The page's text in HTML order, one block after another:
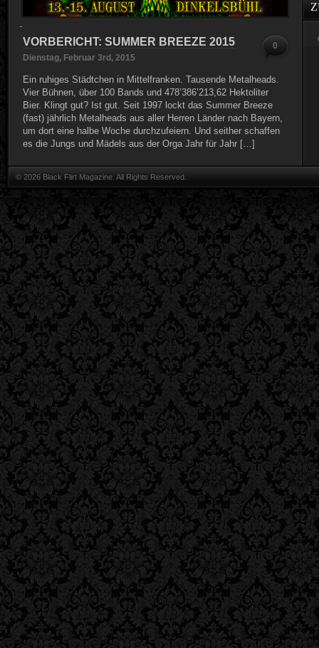
0
VORBERICHT: SUMMER BREEZE 2015
Dienstag, Februar 3rd, 2015
Ein ruhiges Städtchen in Mittelfranken. Tausende Metalheads.
Vier Bühnen, über 100 Bands und 478’386’213,62 Hektoliter
Bier. Klingt gut? Ist gut. Seit 1997 lockt das Summer Breeze
(fast) jährlich Metalheads aus aller Herren Länder nach Bayern,
um dort eine halbe Woche durchzufeiern. Und seither schaffen
es die Jungs und Mädels aus der Orga Jahr für Jahr […]
© 2026 Black Flirt Magazine. All Rights Reserved.